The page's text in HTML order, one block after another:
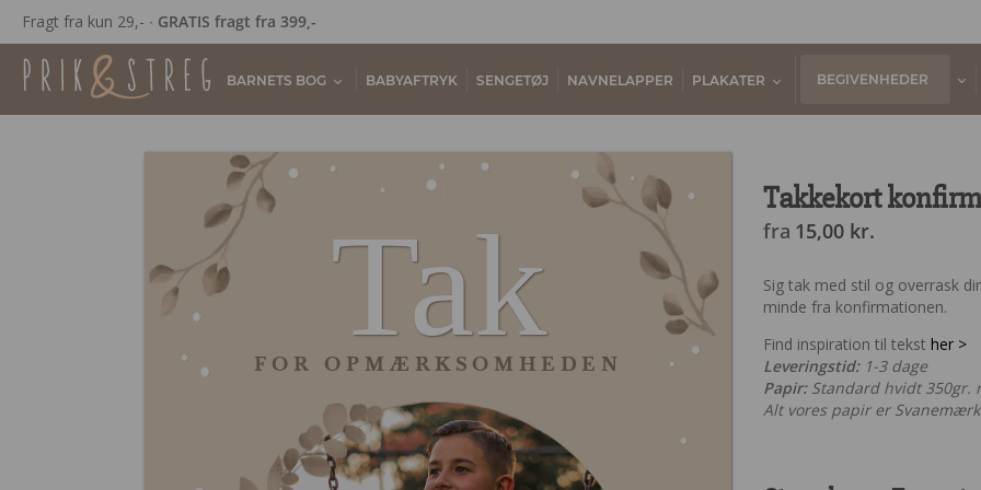
Fragt fra kun 29,- ∙ GRATIS fragt fra 399,-
BARNETS BOG BABYAFTRYK SENGETØJ NAVNELAPPER PLAKATER BEGIVENHEDER
Tak
FOR OPMÆRKSOMHEDEN
Takkekort
fra 15,00 kr.
Sig tak med stil og overrask
minde fra konfirmationen.
Find inspiration til tekst her >
Leveringstid:1-3 dage
Papir:Standard hvidt 350gr.
Alt vores papir er